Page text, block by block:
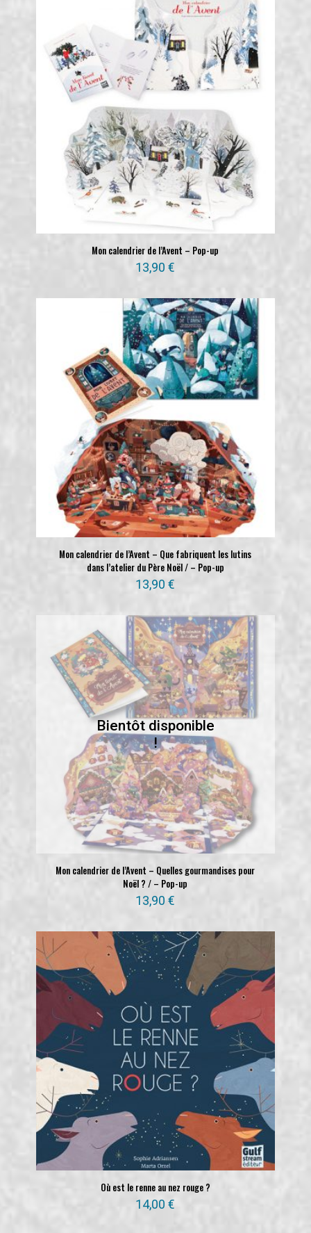
Mon calendrier de l’Avent – Pop-up
13,90€
Mon calendrier de l’Avent – Que fabriquent les lutins
dans l’atelier du Père Noël / – Pop-up
13,90€
Mon calendrier de l’Avent – Quelles gourmandises pour
Noël ? / – Pop-up
13,90€
Où est le renne au nez rouge ?
14,00€